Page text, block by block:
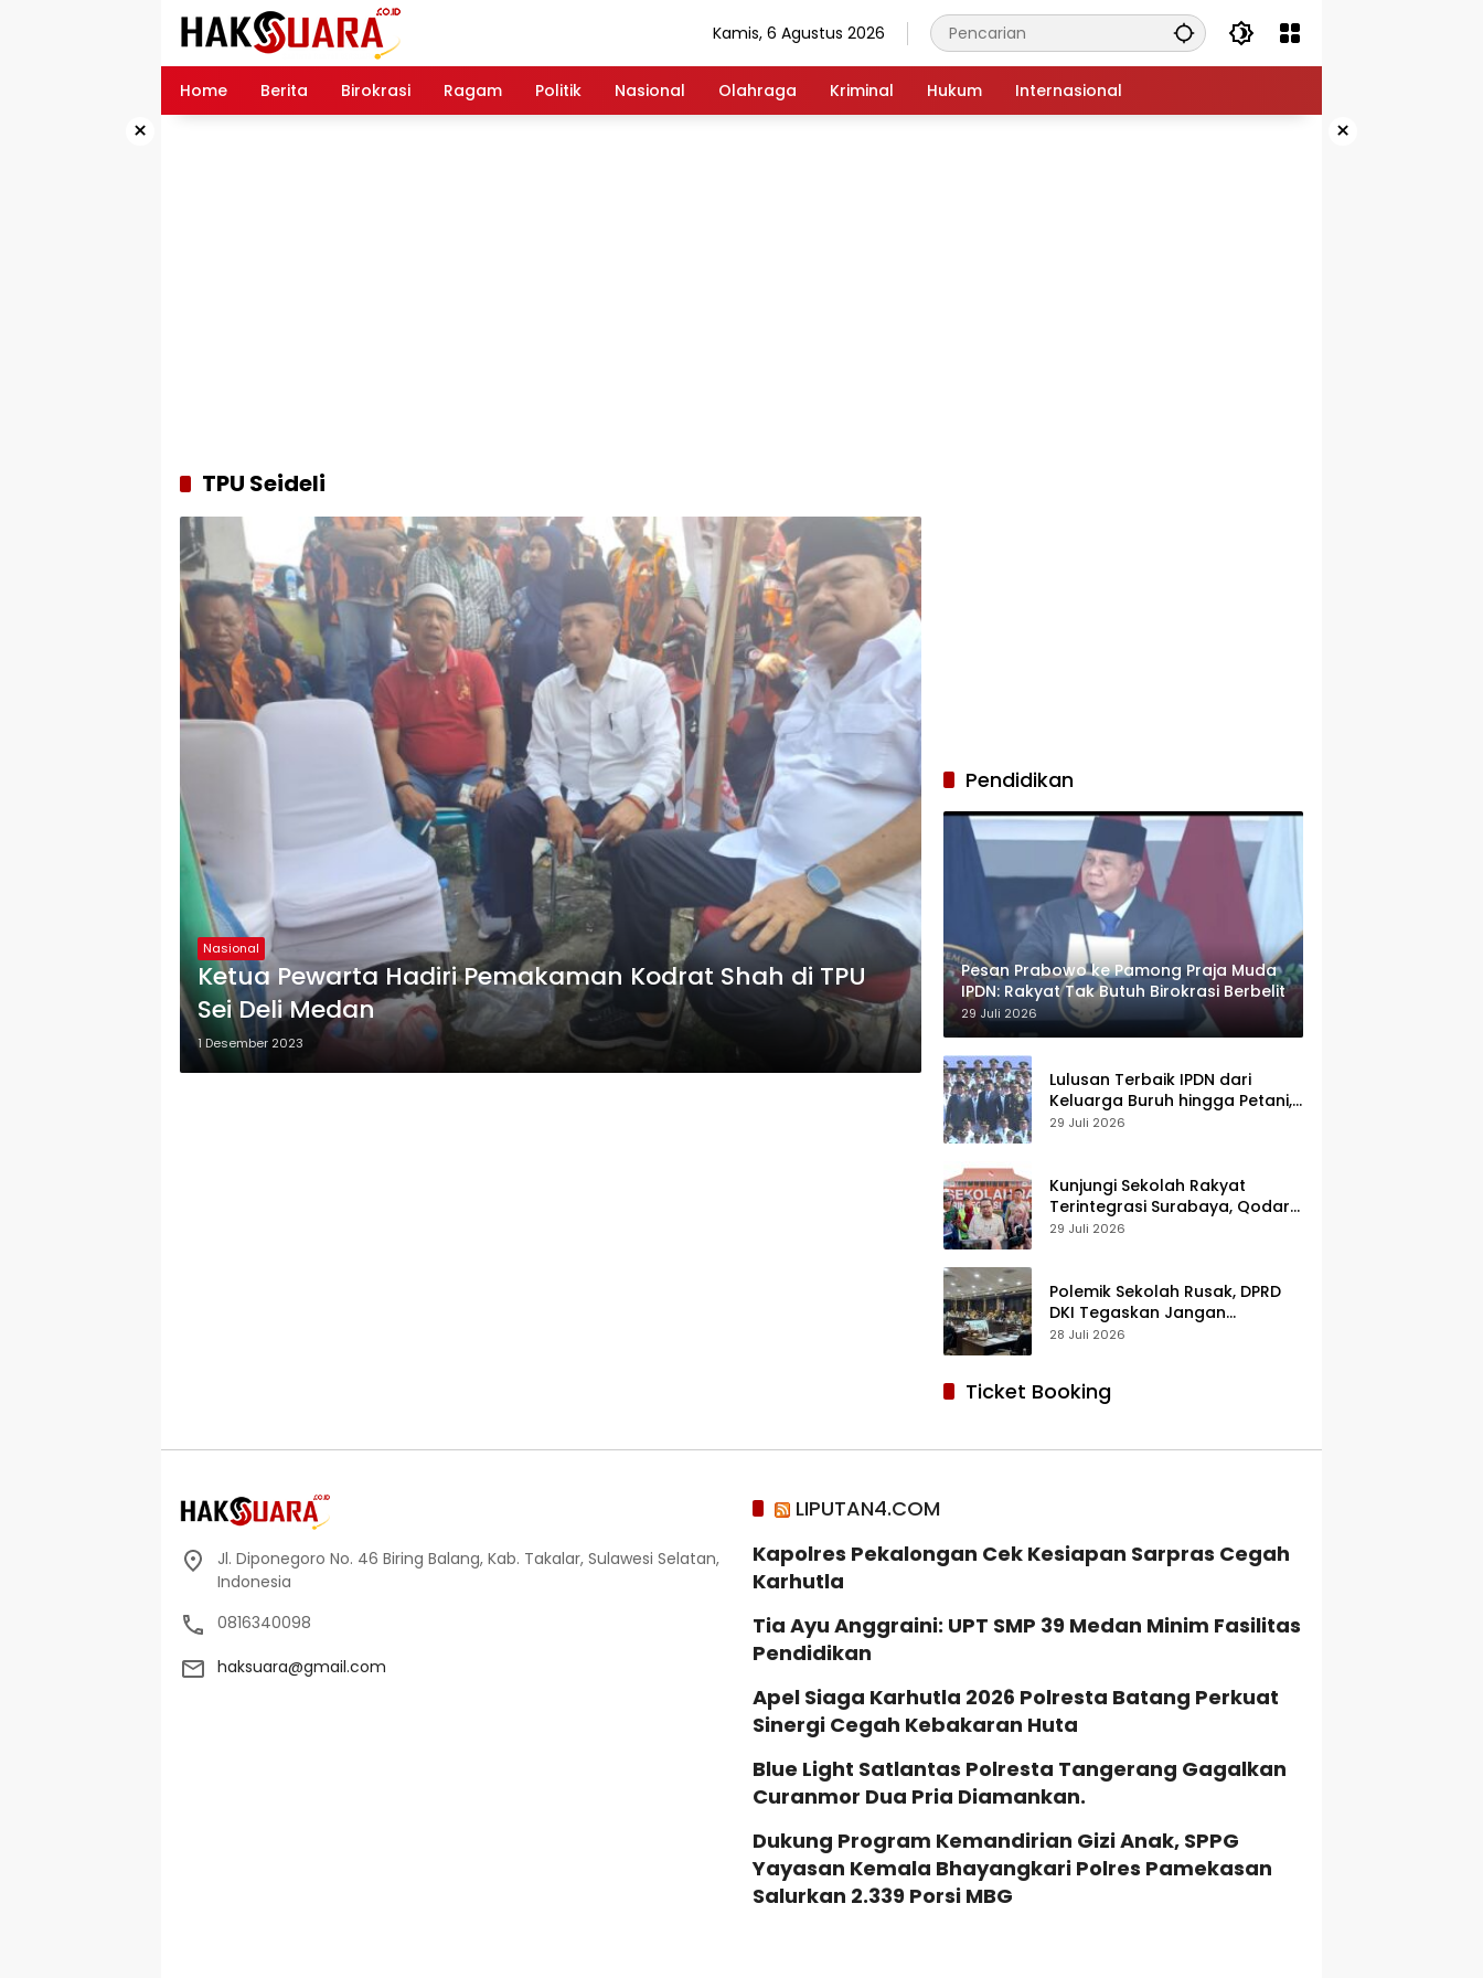
Kamis, 6 Agustus 2026
Home Berita Birokrasi Ragam Politik Nasional Olahraga Kriminal Hukum Internasional
× ×
TPU Seideli
Nasional
Ketua Pewarta Hadiri Pemakaman Kodrat Shah di TPU
Sei Deli Medan
1 Desember 2023
Pendidikan
Pesan Prabowo ke Pamong Praja Muda
IPDN: Rakyat Tak Butuh Birokrasi Berbelit
29 Juli 2026
Lulusan Terbaik IPDN dari
Keluarga Buruh hingga Petani,
Prabowo: Membanggakan Hati
29 Juli 2026
Kunjungi Sekolah Rakyat
Terintegrasi Surabaya, Qodari:
Fasilitasnya Setara Sekolah
29 Juli 2026
Polemik Sekolah Rusak, DPRD
DKI Tegaskan Jangan
Salahkan Pusat
28 Juli 2026
Ticket Booking
Jl. Diponegoro No. 46 Biring Balang, Kab. Takalar, Sulawesi Selatan,
Indonesia
0816340098
haksuara@gmail.com
LIPUTAN4.COM
Kapolres Pekalongan Cek Kesiapan Sarpras Cegah
Karhutla
Tia Ayu Anggraini: UPT SMP 39 Medan Minim Fasilitas
Pendidikan
Apel Siaga Karhutla 2026 Polresta Batang Perkuat
Sinergi Cegah Kebakaran Huta
Blue Light Satlantas Polresta Tangerang Gagalkan
Curanmor Dua Pria Diamankan.
Dukung Program Kemandirian Gizi Anak, SPPG
Yayasan Kemala Bhayangkari Polres Pamekasan
Salurkan 2.339 Porsi MBG